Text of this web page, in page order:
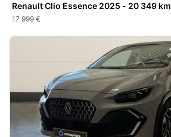
Renault Clio Essence 2025 - 20 349 km
17 999 €